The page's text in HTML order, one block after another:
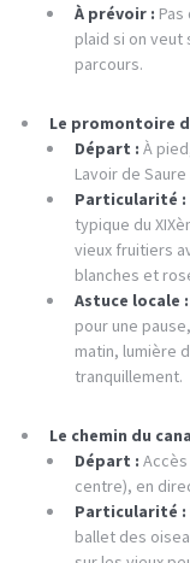
À prévoir :
plaid si on veut
parcours.
Le promontoire
Départ : À
Lavoir de
Particularité :
typique du
vieux fruitiers
blanches et
Astuce locale :
pour une
matin, lumière
tranquillement.
Le chemin du
Départ :
centre), en
Particularité :
ballet des